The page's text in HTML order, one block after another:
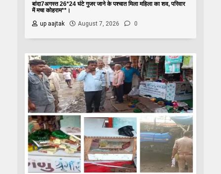
बांदा7अगस्त 26*24 घंटे गुजर जाने के पश्चात मिला महिला का शव, परिवार
में मचा कोहराम**।
up aajtak
August 7, 2026 0